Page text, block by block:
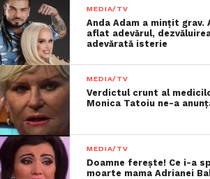
MEDIA/TV
Anda Adam a mințit grav.
aflat adevărul,
adevărată isterie
MEDIA/TV
Verdictul crunt al
Monica Tatoiu ne-a
MEDIA/TV
Doamne ferește! Ce i-a
moarte mama Adrianei